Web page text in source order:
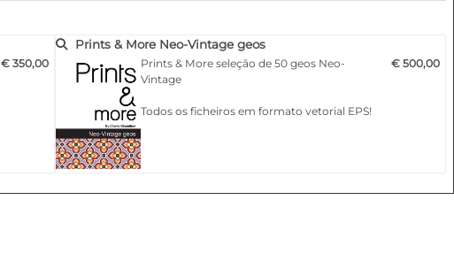
€ 350,00
Prints & More Neo-Vintage geos
Prints & More seleção de 50 geos Neo-
Vintage
Todos os ficheiros em formato vetorial EPS!
€ 500,00